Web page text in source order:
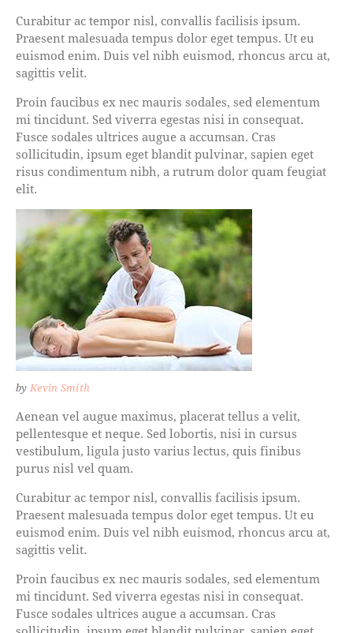
Curabitur ac tempor nisl, convallis facilisis ipsum.
Praesent malesuada tempus dolor eget tempus. Ut eu
euismod enim. Duis vel nibh euismod, rhoncus arcu at,
sagittis velit.
Proin faucibus ex nec mauris sodales, sed elementum
mi tincidunt. Sed viverra egestas nisi in consequat.
Fusce sodales ultrices augue a accumsan. Cras
sollicitudin, ipsum eget blandit pulvinar, sapien eget
risus condimentum nibh, a rutrum dolor quam feugiat
elit.
by Kevin Smith
Aenean vel augue maximus, placerat tellus a velit,
pellentesque et neque. Sed lobortis, nisi in cursus
vestibulum, ligula justo varius lectus, quis finibus
purus nisl vel quam.
Curabitur ac tempor nisl, convallis facilisis ipsum.
Praesent malesuada tempus dolor eget tempus. Ut eu
euismod enim. Duis vel nibh euismod, rhoncus arcu at,
sagittis velit.
Proin faucibus ex nec mauris sodales, sed elementum
mi tincidunt. Sed viverra egestas nisi in consequat.
Fusce sodales ultrices augue a accumsan. Cras